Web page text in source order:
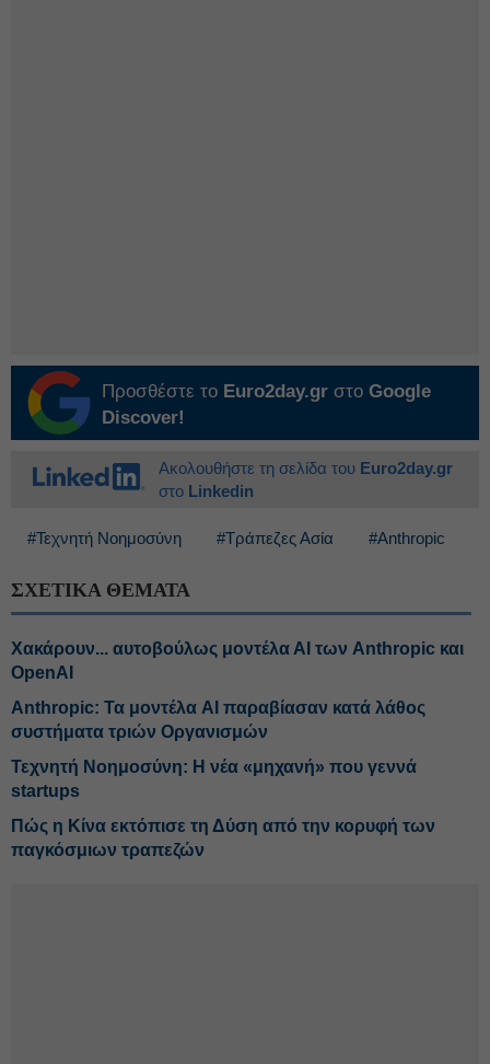
Προσθέστε το Euro2day.gr στο Google
Discover!
Ακολουθήστε τη σελίδα του Euro2day.gr
στο Linkedin
#Τεχνητή Νοημοσύνη #Τράπεζες Ασία #Anthropic
ΣΧΕΤΙΚΑ ΘΕΜΑΤΑ
Χακάρουν... αυτοβούλως μοντέλα ΑΙ των Anthropic και
OpenAI
Anthropic: Τα μοντέλα AI παραβίασαν κατά λάθος
συστήματα τριών Οργανισμών
Τεχνητή Νοημοσύνη: Η νέα «μηχανή» που γεννά
startups
Πώς η Κίνα εκτόπισε τη Δύση από την κορυφή των
παγκόσμιων τραπεζών